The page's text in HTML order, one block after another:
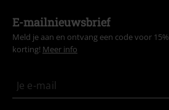
E-mailnieuwsbrief
Meld je aan en ontvang een code voor 15%
korting! Meer info